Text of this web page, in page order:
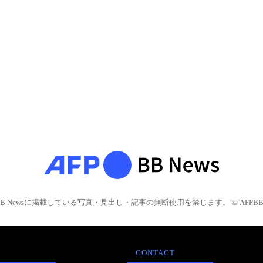
Newsに掲載している写真・見出し・記事の無断使用を禁じます。 © AFPBB
CONTACT